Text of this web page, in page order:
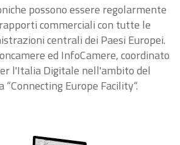
possono essere regolarmente
commerciali con tutte le
centrali dei Paesi Europei.
ed InfoCamere, coordinato
l'Italia Digitale nell'ambito del
Europe Facility“.